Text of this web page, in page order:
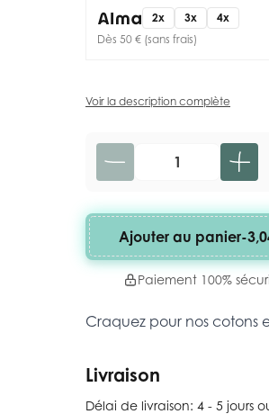
2x 3x
4x
Dès 50 € (sans frais)
Voir la description complète
Quantité
Ajouter au panier-
Paiement 100%
Craquez pour nos cotons
Livraison
Délai de livraison: 4 - 5 jours